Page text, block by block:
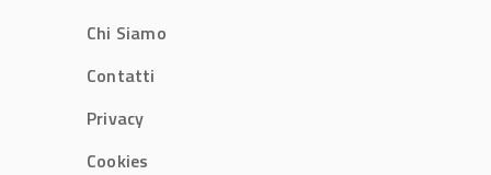
Chi Siamo
Contatti
Privacy
Cookies